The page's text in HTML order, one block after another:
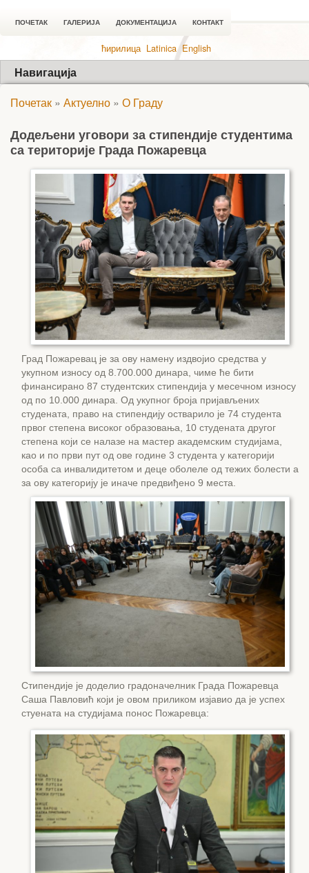
ПОЧЕТАК ГАЛЕРИЈА ДОКУМЕНТАЦИЈА КОНТАКТ
ћирилица Latinica English
Навигација
Почетак » Актуелно » О Граду
Додељени уговори за стипендије студентима
са територије Града Пожаревца
Град Пожаревац је за ову намену издвојио средства у
укупном износу од 8.700.000 динара, чиме ће бити
финансирано 87 студентских стипендија у месечном износу
од по 10.000 динара. Од укупног броја пријављених
студената, право на стипендију остварило је 74 студента
првог степена високог образовања, 10 студената другог
степена који се налазе на мастер академским студијама,
као и по први пут од ове године 3 студента у категорији
особа са инвалидитетом и децe оболеле од тежих болести а
за ову категорију је иначе предвиђено 9 места.
Стипендије је доделио градоначелник Града Пожаревца
Саша Павловић који је овом приликом изјавио да је успех
стуената на студијама понос Пожаревца: